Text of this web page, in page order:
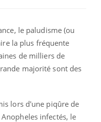
le paludisme (ou
la plus fréquente
de milliers de
majorité sont des
lors d'une piqûre de
infectés, le